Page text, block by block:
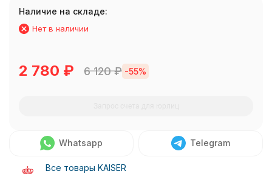
Наличие на складе:
Нет в наличии
2 780 ₽ 6 120₽ -55%
Whatsapp Telegram
Все товары KAISER